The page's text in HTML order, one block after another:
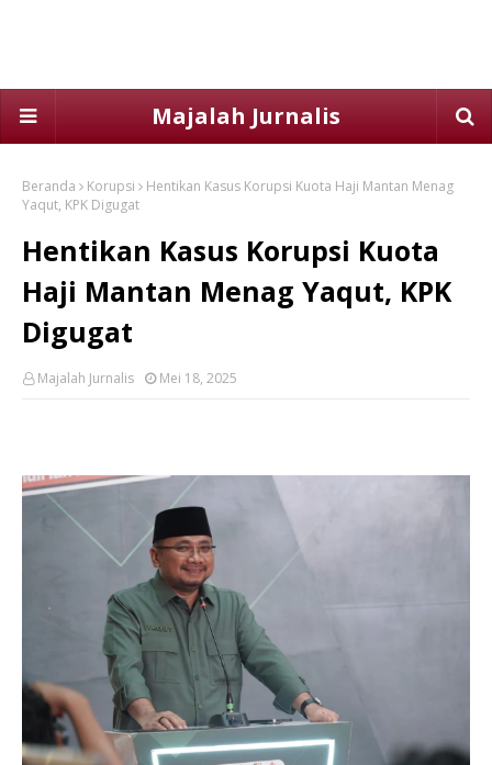
Majalah Jurnalis
Beranda Korupsi
Hentikan Kasus Korupsi Kuota Haji Mantan Menag
Yaqut, KPK Digugat
Hentikan Kasus Korupsi Kuota
Haji Mantan Menag Yaqut, KPK
Digugat
Majalah Jurnalis Mei 18, 2025